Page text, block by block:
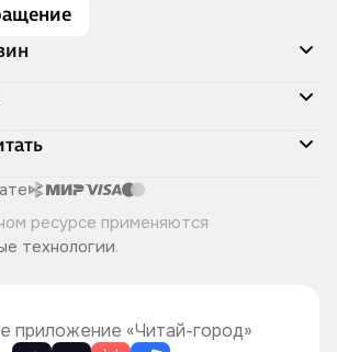
ресурсе применяются
технологии.
приложение «Читай-город»